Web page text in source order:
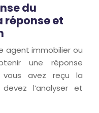
du
réponse et
agent immobilier ou
une réponse
avez reçu la
l’analyser et